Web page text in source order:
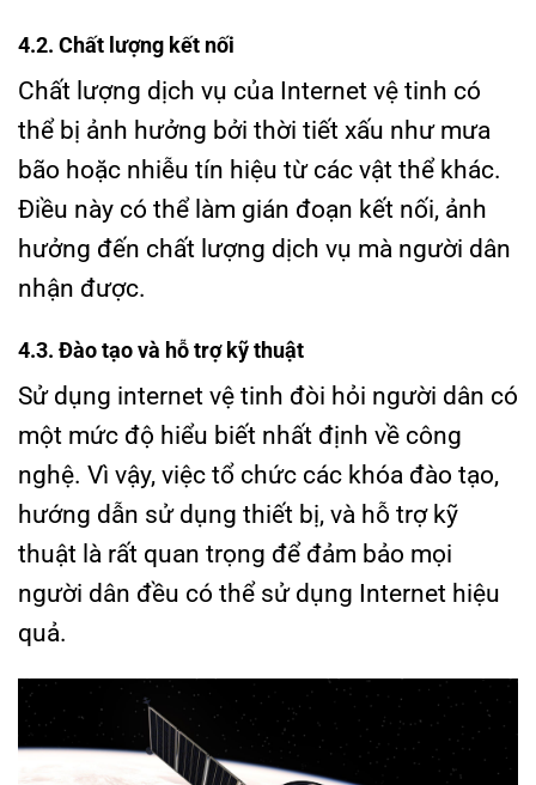
4.2. Chất lượng kết nối
Chất lượng dịch vụ của Internet vệ tinh có
thể bị ảnh hưởng bởi thời tiết xấu như mưa
bão hoặc nhiễu tín hiệu từ các vật thể khác.
Điều này có thể làm gián đoạn kết nối, ảnh
hưởng đến chất lượng dịch vụ mà người dân
nhận được.
4.3. Đào tạo và hỗ trợ kỹ thuật
Sử dụng internet vệ tinh đòi hỏi người dân có
một mức độ hiểu biết nhất định về công
nghệ. Vì vậy, việc tổ chức các khóa đào tạo,
hướng dẫn sử dụng thiết bị, và hỗ trợ kỹ
thuật là rất quan trọng để đảm bảo mọi
người dân đều có thể sử dụng Internet hiệu
quả.